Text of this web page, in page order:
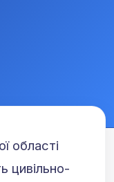
області
цивільно-